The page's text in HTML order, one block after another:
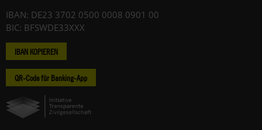
IBAN: DE23 3702 0500 0008 0901 00
BIC: BFSWDE33XXX
IBAN KOPIEREN
QR-Code für Banking-App